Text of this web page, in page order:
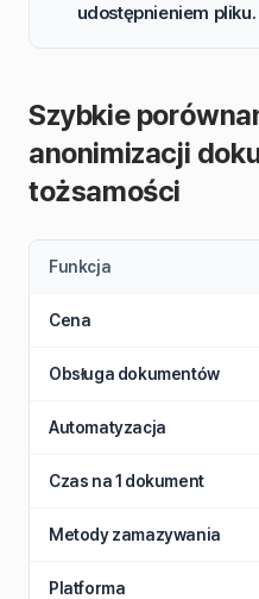
udostępnieniem pliku.
Szybkie
anonimizacji
tożsamości
Funkcja
Cena
Obsługa dokumentów
Automatyzacja
Czas na 1 dokument
Metody zamazywania
Platforma